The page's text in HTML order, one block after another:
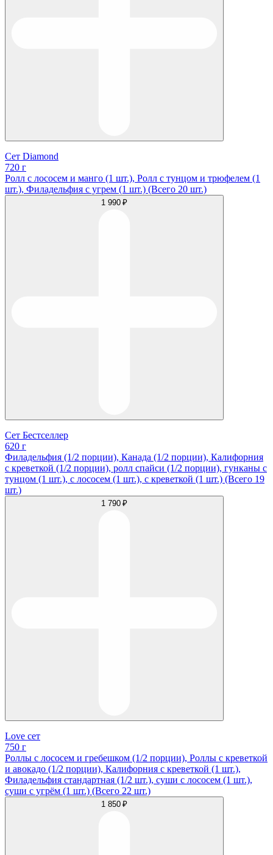
Сет Diamond
720 г
Ролл с лососем и манго (1 шт.), Ролл с тунцом и трюфелем (1
шт.), Филадельфия с угрем (1 шт.) (Всего 20 шт.)
1 990 ₽
Сет Бестселлер
620 г
Филадельфия (1/2 порции), Канада (1/2 порции), Калифорния
с креветкой (1/2 порции), ролл спайси (1/2 порции), гунканы с
тунцом (1 шт.), с лососем (1 шт.), с креветкой (1 шт.) (Всего 19
шт.)
1 790 ₽
Love сет
750 г
Роллы с лососем и гребешком (1/2 порции), Роллы с креветкой
и авокадо (1/2 порции), Калифорния с креветкой (1 шт.),
Филадельфия стандартная (1/2 шт.), суши с лососем (1 шт.),
суши с угрём (1 шт.) (Всего 22 шт.)
1 850 ₽